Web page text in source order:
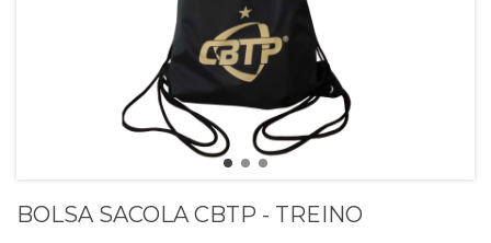
BOLSA SACOLA CBTP - TREINO